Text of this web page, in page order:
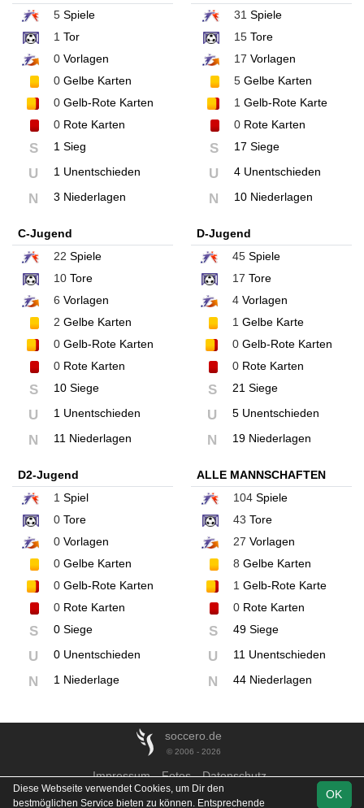
5 Spiele
1 Tor
0 Vorlagen
0 Gelbe Karten
0 Gelb-Rote Karten
0 Rote Karten
S 1 Sieg
U 1 Unentschieden
N 3 Niederlagen
31 Spiele
15Tore
17 Vorlagen
5Gelbe Karten
1 Gelb-Rote Karte
0Rote Karten
S 17 Siege
U 4 Unentschieden
N 10 Niederlagen
C-Jugend
22 Spiele
10 Tore
6 Vorlagen
2 Gelbe Karten
0 Gelb-Rote Karten
0 Rote Karten
S 10 Siege
U 1 Unentschieden
N 11 Niederlagen
D-Jugend
45Spiele
17 Tore
4Vorlagen
1 Gelbe Karte
0Gelb-Rote Karten
0Rote Karten
S 21 Siege
U 5 Unentschieden
N 19 Niederlagen
D2-Jugend
1 Spiel
0 Tore
0 Vorlagen
0 Gelbe Karten
0 Gelb-Rote Karten
0 Rote Karten
S 0 Siege
U 0 Unentschieden
N 1 Niederlage
ALLE MANNSCHAFTEN
104Spiele
43 Tore
27 Vorlagen
8 Gelbe Karten
1 Gelb-Rote Karte
0Rote Karten
S 49 Siege
U 11 Unentschieden
N 44 Niederlagen
soccero.de
© 2006 - 2026
Impressum Fotos
Datenschutz
OK
Diese Webseite verwendet Cookies, um Dir den
bestmöglichen Service bieten zu können. Entsprechende